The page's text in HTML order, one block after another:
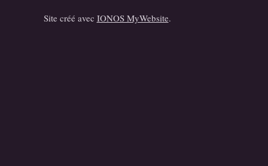
Site créé avec IONOS MyWebsite.